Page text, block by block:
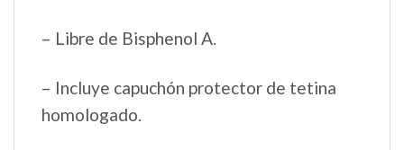
– Libre de Bisphenol A.
– Incluye capuchón protector de tetina
homologado.